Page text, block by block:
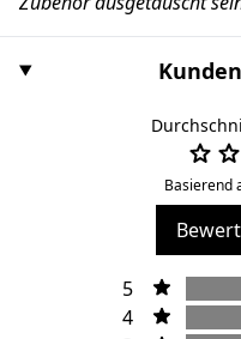
Basierend
5
4